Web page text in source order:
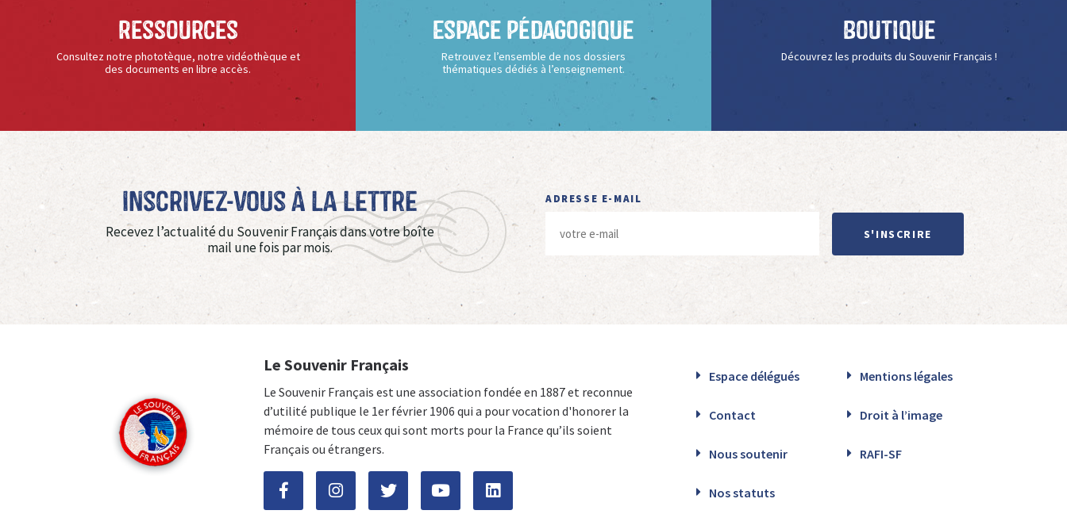
Ressources
Consultez notre phototèque, notre vidéothèque et
des documents en libre accès.
Espace Pédagogique
Retrouvez l’ensemble de nos dossiers
thématiques dédiés à l’enseignement.
Boutique
Découvrez les produits du Souvenir Français !
Inscrivez-vous à La Lettre
Recevez l’actualité du Souvenir Français dans votre boîte
mail une fois par mois.
ADRESSE E-MAIL
S'INSCRIRE
Le Souvenir Français
Le Souvenir Français est une association fondée en 1887 et reconnue
d’utilité publique le 1er février 1906 qui a pour vocation d'honorer la
mémoire de tous ceux qui sont morts pour la France qu’ils soient
Français ou étrangers.
Espace délégués Mentions légales
Contact Droit à l’image
Nous soutenir RAFI-SF
Nos statuts